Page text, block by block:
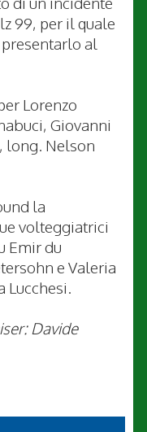
99, per il quale
al
Lorenzo
Giovanni
long. Nelson
la
volteggiatrici
Emir du
e Valeria
Lucchesi.
Davide